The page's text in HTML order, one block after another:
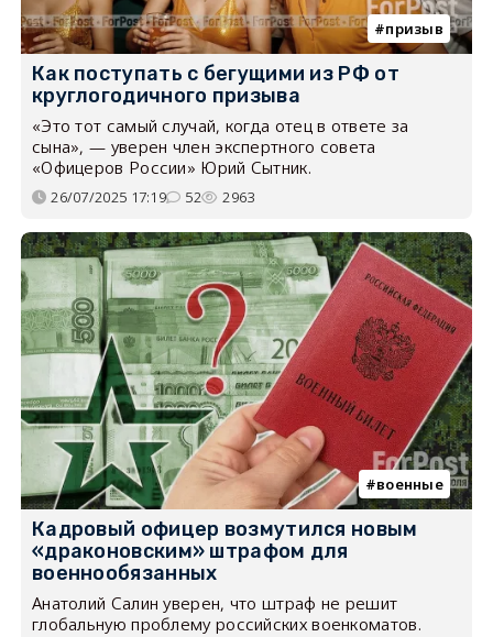
призыв
Как поступать с бегущими из РФ от
круглогодичного призыва
«Это тот самый случай, когда отец в ответе за
сына», — уверен член экспертного совета
«Офицеров России» Юрий Сытник.
26/07/2025 17:19 52 2963
военные
Кадровый офицер возмутился новым
«драконовским» штрафом для
военнообязанных
Анатолий Салин уверен, что штраф не решит
глобальную проблему российских военкоматов.